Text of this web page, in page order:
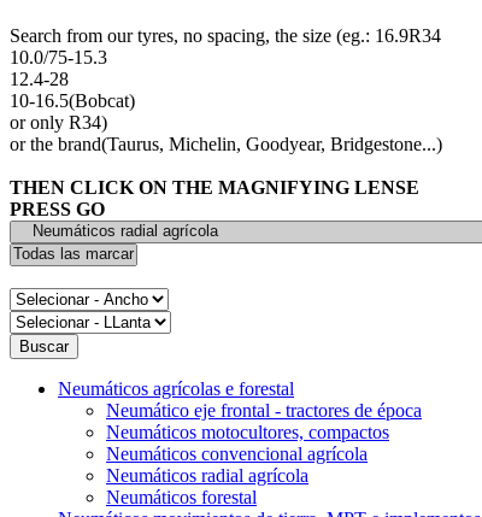
Search from our tyres, no spacing, the size (eg.: 16.9R34
10.0/75-15.3
12.4-28
10-16.5(Bobcat)
or only R34)
or the brand(Taurus, Michelin, Goodyear, Bridgestone...)
THEN CLICK ON THE MAGNIFYING LENSE
PRESS GO
Neumáticos agrícolas e forestal
Neumático eje frontal - tractores de época
Neumáticos motocultores, compactos
Neumáticos convencional agrícola
Neumáticos radial agrícola
Neumáticos forestal